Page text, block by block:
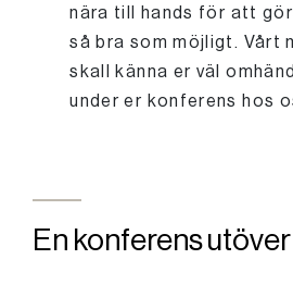
nära till hands för att
så bra som möjligt. Vårt
skall känna er väl
under er konferens hos
En konferens